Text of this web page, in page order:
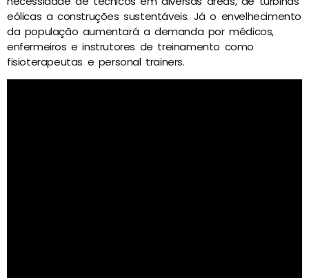
eólicas a construções sustentáveis. Já o envelhecimento
da população aumentará a demanda por médicos,
enfermeiros e instrutores de treinamento como
fisioterapeutas e personal trainers.